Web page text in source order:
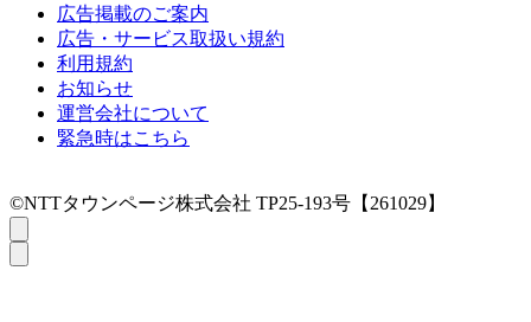
広告掲載のご案内
広告・サービス取扱い規約
利用規約
お知らせ
運営会社について
緊急時はこちら
©NTTタウンページ株式会社 TP25-193号【261029】